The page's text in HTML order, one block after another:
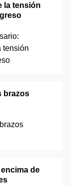
la tensión
brazos
de